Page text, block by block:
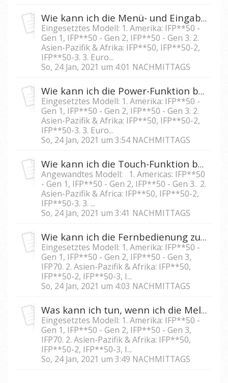
Wie kann ich die Menü- und Eingabefunktion am IFP5550/IFP 6550/IFP7550/IFP8650 sperren?
Eingesetztes Modell: 1. Amerika: IFP**50 -
Gen 1, IFP**50 - Gen 2, IFP**50 - Gen 3. 2.
Asien-Pazifik & Afrika: IFP**50, IFP**50-2,
IFP**50-3. 3. Euro...
So, 24 Jan, 2021 um 4:01 NACHMITTAGS
Wie kann ich die Power-Funktion bei IFP5550/IFP6550/IFP 7550/IFP8650 sperren?
Eingesetztes Modell: 1. Amerika: IFP**50 -
Gen 1, IFP**50 - Gen 2, IFP**50 - Gen 3. 2.
Asien-Pazifik & Afrika: IFP**50, IFP**50-2,
IFP**50-3. 3. Euro...
So, 24 Jan, 2021 um 3:54 NACHMITTAGS
Wie kann ich die Touch-Funktion beim IFP5550/IFP6550/ IFP7550/IFP8650 sperren?
Angewandtes Modell: 1. Americas: IFP**50
- Gen 1, IFP**50 - Gen 2, IFP**50 - Gen 3. 2.
Asien-Pazifik & Africa: IFP**50, IFP**50-2,
IFP**50-3. 3. ...
So, 24 Jan, 2021 um 3:41 NACHMITTAGS
Wie kann ich die Fernbedienung zum sperren von IFP5550/IFP6550/IFP 7550/IFP8650 verwenden?
Eingesetztes Modell: 1. Amerika: IFP**50 -
Gen 1, IFP**50 - Gen 2, IFP**50 - Gen 3,
IFP70. 2. Asien-Pazifik & Afrika: IFP**50,
IFP**50-2, IFP**50-3, I...
So, 24 Jan, 2021 um 4:03 NACHMITTAGS
Was kann ich tun, wenn ich die Meldung "Alle Funktionen gesperrt" auf dem IFP5550/IFP6550/IFP7550/IFP8650 sehe?
Eingesetztes Modell: 1. Amerika: IFP**50 -
Gen 1, IFP**50 - Gen 2, IFP**50 - Gen 3,
IFP70. 2. Asien-Pazifik & Afrika: IFP**50,
IFP**50-2, IFP**50-3, I...
So, 24 Jan, 2021 um 3:49 NACHMITTAGS